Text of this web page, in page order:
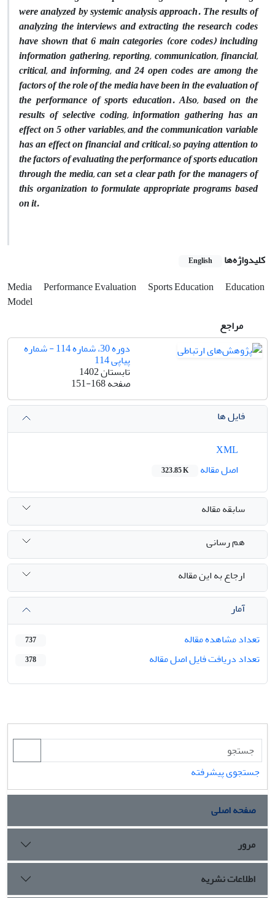
were analyzed by systemic analysis approach. The results of
analyzing the interviews and extracting the research codes
have shown that 6 main categories (core codes) including
information gathering, reporting, communication, financial,
critical, and informing, and 24 open codes are among the
factors of the role of the media have been in the evaluation of
the performance of sports education. Also, based on the
results of selective coding, information gathering has an
effect on 5 other variables, and the communication variable
has an effect on financial and critical; so paying attention to
the factors of evaluating the performance of sports education
through the media, can set a clear path for the managers of
this organization to formulate appropriate programs based
on it.
کلیدواژه‌ها English
Media Performance Evaluation Sports Education
Education
Model
مراجع
دوره 30، شماره 114 - شماره
پیاپی 114
تابستان 1402
صفحه151-168
فایل ها
اصل مقاله
323.85 K
سابقه مقاله
هم رسانی
ارجاع به این مقاله
آمار
تعداد مشاهده مقاله
737
تعداد دریافت فایل اصل مقاله 378
جستجوی پیشرفته
صفحه اصلی
مرور
اطلاعات نشریه